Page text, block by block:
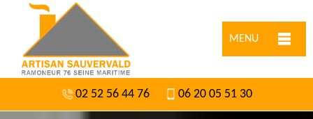
MENU
02 52 56 44 76 06 20 05 51 30